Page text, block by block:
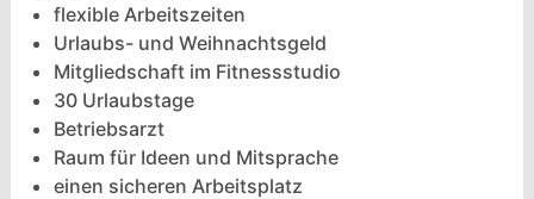
flexible Arbeitszeiten
Urlaubs- und Weihnachtsgeld
Mitgliedschaft im Fitnessstudio
30 Urlaubstage
Betriebsarzt
Raum für Ideen und Mitsprache
einen sicheren Arbeitsplatz